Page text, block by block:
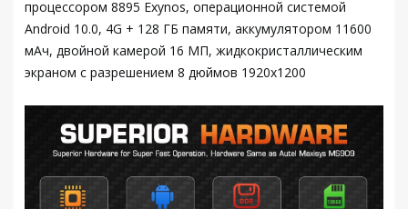
процессором 8895 Exynos, операционной системой
Android 10.0, 4G + 128 ГБ памяти, аккумулятором 11600
мАч, двойной камерой 16 МП, жидкокристаллическим
экраном с разрешением 8 дюймов 1920x1200